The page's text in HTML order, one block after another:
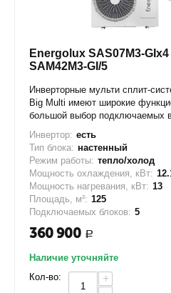
Energolux SAS07M3-GIx4
SAM42M3-GI/5
Инверторные мульти сплит-
Big Multi имеют широкие
большой выбор подключаемых
Инвертор: есть
Тип блока: настенный
Режим работы: тепло/холод
Мощность охлаждения, кВт:
Мощность нагревания, кВт: 13
Площадь, м²: 125
Подключаемых блоков: 5
360 900 Р
Наличие уточняйте
Кол-во:
+